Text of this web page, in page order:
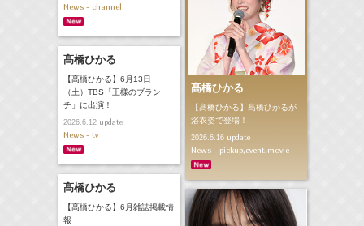
News - channel
髙橋ひかる
【髙橋ひかる】髙橋ひかるが
浴衣姿で登場！
2026.6.16update
News - pickup,event,movie
髙橋ひかる
【髙橋ひかる】6月13日
（土）TBS「王様のブラン
チ」に出演！
2026.6.12update
News - tv
髙橋ひかる
【髙橋ひかる】6月雑誌掲載情
報